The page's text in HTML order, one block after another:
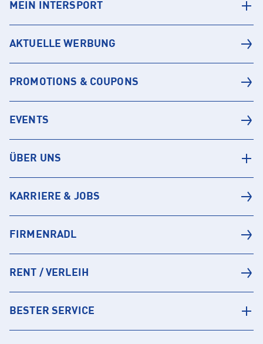
MEIN INTERSPORT
AKTUELLE WERBUNG
PROMOTIONS & COUPONS
EVENTS
ÜBER UNS
KARRIERE & JOBS
FIRMENRADL
RENT / VERLEIH
BESTER SERVICE